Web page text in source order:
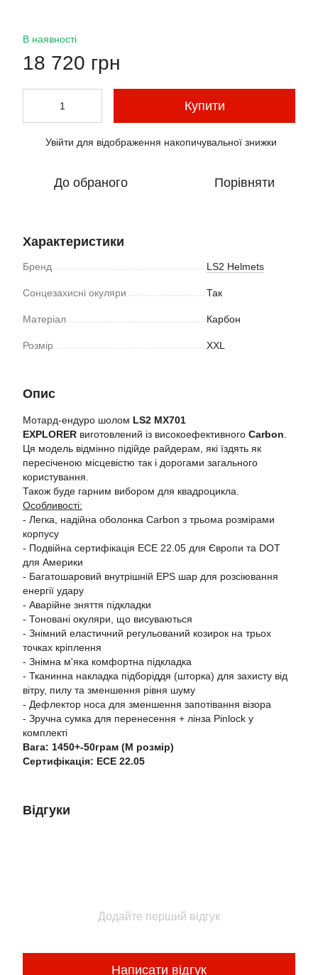
В наявності
18 720 грн
Купити
Увійти для відображення накопичувальної знижки
До обраного Порівняти
Характеристики
Бренд LS2 Helmets
Сонцезахисні окуляри Так
Матеріал Карбон
Розмір XXL
Опис
Мотард-ендуро шолом LS2 MX701
EXPLORER виготовлений із високоефективного Carbon
Ця модель відмінно підійде райдерам, які їздять як
пересіченою місцевістю так і дорогами загального
користування.
Також буде гарним вибором для квадроцикла.
Особливості:
- Легка, надійна оболонка Carbon з трьома розмірами
корпусу
- Подвійна сертифікація ECE 22.05 для Європи та DOT
для Америки
- Багатошаровий внутрішній EPS шар для розсіювання
енергії удару
- Аварійне зняття підкладки
- Тоновані окуляри, що висуваються
- Знімний еластичний регульований козирок на трьох
точках кріплення
- Знімна м'яка комфортна підкладка
- Тканинна накладка підборіддя (шторка) для захисту від
вітру, пилу та зменшення рівня шуму
- Дефлектор носа для зменшення запотівання візора
- Зручна сумка для перенесення + лінза Pinlock у
комплекті
Вага: 1450+-50грам (М розмір)
Сертифікація: EСЕ 22.05
Відгуки
Додайте перший відгук
Написати відгук